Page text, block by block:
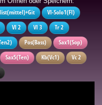
Vl-Solo1(Fl)
Vl 2 Vl 3
Tr 2
Pos(Bass)
Sax1(Sop)
Sax5(Ten) Kb(Vc1)
Vc 2